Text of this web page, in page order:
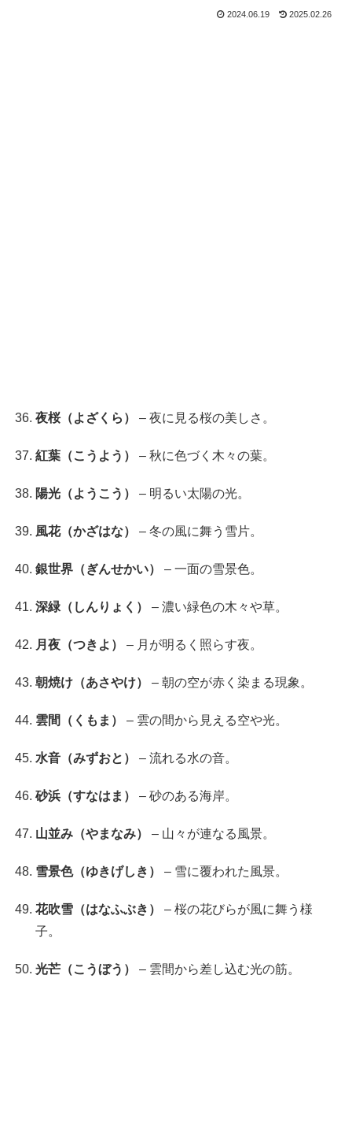
2024.06.19 2025.02.26
夜桜（よざくら） – 夜に見る桜の美しさ。
紅葉（こうよう） – 秋に色づく木々の葉。
陽光（ようこう） – 明るい太陽の光。
風花（かざはな） – 冬の風に舞う雪片。
銀世界（ぎんせかい） – 一面の雪景色。
深緑（しんりょく） – 濃い緑色の木々や草。
月夜（つきよ） – 月が明るく照らす夜。
朝焼け（あさやけ） – 朝の空が赤く染まる現象。
雲間（くもま） – 雲の間から見える空や光。
水音（みずおと） – 流れる水の音。
砂浜（すなはま） – 砂のある海岸。
山並み（やまなみ） – 山々が連なる風景。
雪景色（ゆきげしき） – 雪に覆われた風景。
花吹雪（はなふぶき）
– 桜の花びらが風に舞う様
子。
光芒（こうぼう） – 雲間から差し込む光の筋。